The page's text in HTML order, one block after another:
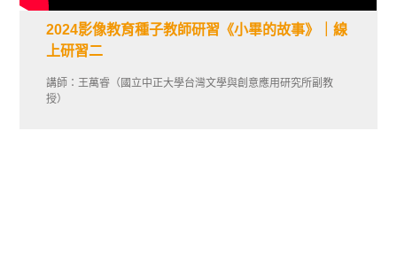
2024影像教育種子教師研習《小畢的故事》｜線
上研習二
講師：王萬睿（國立中正大學台灣文學與創意應用研究所副教
授）